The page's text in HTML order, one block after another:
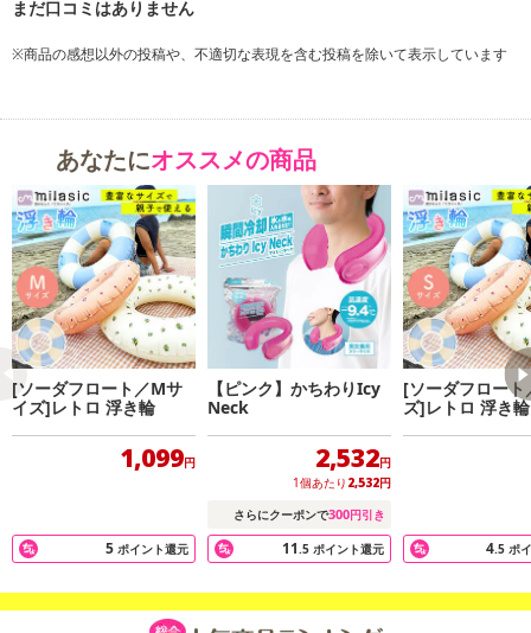
※商品の感想以外の投稿や、不適切な表現を含む投稿を除いて表示しています
あなたにオススメの商品
[ソーダフロート／Mサ
イズ]レトロ 浮き輪
1,099円
5 ポイント還元
【ピンク】かちわりIcy
Neck
2,532円
1個あたり 2,532円
さらにクーポンで300円引き
11.5 ポイント還元
[ソーダフロート
ズ]レトロ 浮き輪
4.5 ポ